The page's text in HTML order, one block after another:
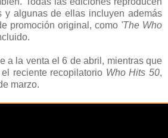
y algunas de ellas incluyen además
promoción original, como 'The Who
a la venta el 6 de abril, mientras que
reciente recopilatorio Who Hits 50,
marzo.